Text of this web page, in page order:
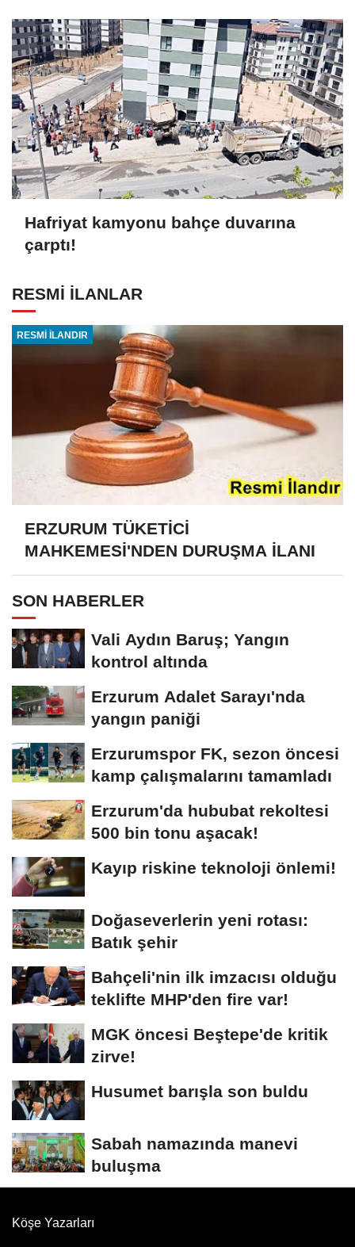
Hafriyat kamyonu bahçe duvarına
çarptı!
RESMİ İLANLAR
RESMİ İLANDIR
ERZURUM TÜKETİCİ
MAHKEMESİ'NDEN DURUŞMA İLANI
SON HABERLER
Vali Aydın Baruş; Yangın
kontrol altında
Erzurum Adalet Sarayı'nda
yangın paniği
Erzurumspor FK, sezon öncesi
kamp çalışmalarını tamamladı
Erzurum'da hububat rekoltesi
500 bin tonu aşacak!
Kayıp riskine teknoloji önlemi!
Doğaseverlerin yeni rotası:
Batık şehir
Bahçeli'nin ilk imzacısı olduğu
teklifte MHP'den fire var!
MGK öncesi Beştepe'de kritik
zirve!
Husumet barışla son buldu
Sabah namazında manevi
buluşma
Köşe Yazarları